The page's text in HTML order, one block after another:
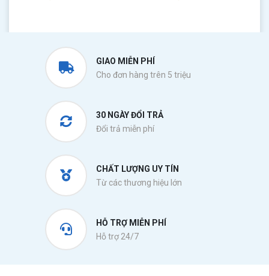
GIAO MIỄN PHÍ
Cho đơn hàng trên 5 triệu
30 NGÀY ĐỔI TRẢ
Đổi trả miễn phí
CHẤT LƯỢNG UY TÍN
Từ các thương hiệu lớn
HỖ TRỢ MIỄN PHÍ
Hỗ trợ 24/7